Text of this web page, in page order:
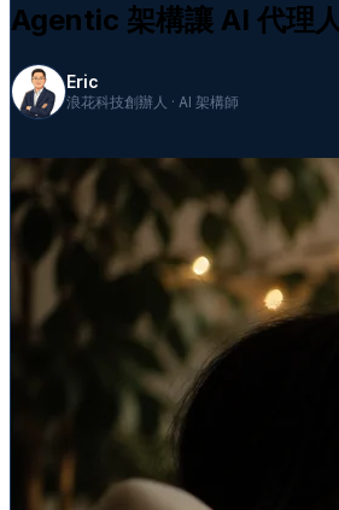
Agentic 架構讓 AI 代理
Eric
浪花科技創辦人 · AI 架構師